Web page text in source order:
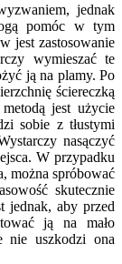
jednak
pomóc w tym
jest zastosowanie
wymieszać te
ją na plamy. Po
ściereczką
jest użycie
sobie z tłustymi
nasączyć
W przypadku
można spróbować
skutecznie
jednak, aby przed
ją na mało
nie uszkodzi ona